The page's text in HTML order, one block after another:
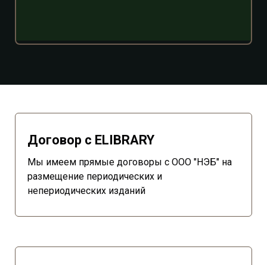
Договор с ELIBRARY
Мы имеем прямые договоры с ООО "НЭБ" на
размещение периодических и
непериодических изданий